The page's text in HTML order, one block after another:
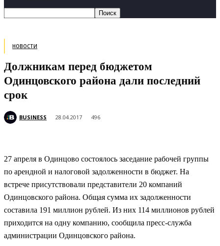
НОВОСТИ
Должникам перед бюджетом
Одинцовского района дали последний
срок
BUSINESS 28.04.2017 496
27 апреля в Одинцово состоялось заседание рабочей группы
по арендной и налоговой задолженности в бюджет. На
встрече присутствовали представители 20 компаний
Одинцовского района. Общая сумма их задолженности
составила 191 миллион рублей. Из них 114 миллионов рублей
приходится на одну компанию, сообщила пресс-служба
администрации Одинцовского района.